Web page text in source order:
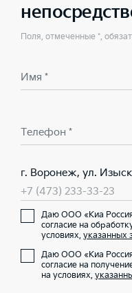
Поля, отмеченные *,
Имя *
Телефон *
г. Воронеж, ул.
+7 (473) 233-33-23
Даю ООО «Киа
согласие на
условиях, указанных
Даю ООО «Киа
согласие на
на условиях,